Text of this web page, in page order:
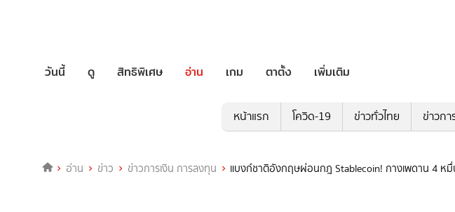
วันนี้ ดู สิทธิพิเศษ อ่าน เกม ตาตั้ง เพิ่มเติม
หน้าแรก โควิด-19 ข่าวทั่วไทย ข่าวกา
อ่าน ข่าว ข่าวการเงิน การลงทุน แบงก์ชาติอังกฤษผ่อนกฎ Stablecoin! กางเพดาน 4